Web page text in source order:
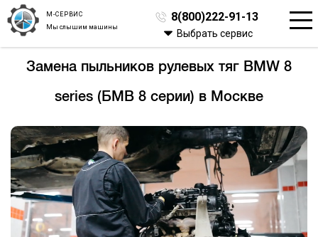
М-СЕРВИС
Мы слышим машины
8(800)222-91-13
Выбрать сервис
Замена пыльников рулевых тяг BMW 8
series (БМВ 8 серии) в Москве